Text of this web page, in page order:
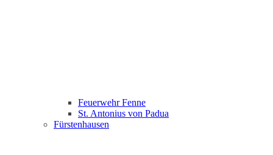
Feuerwehr Fenne
St. Antonius von Padua
Fürstenhausen